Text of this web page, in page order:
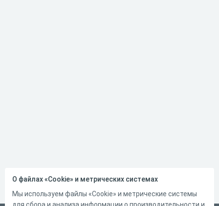
О файлах «Cookie» и метрических системах
Мы используем файлы «Cookie» и метрические системы